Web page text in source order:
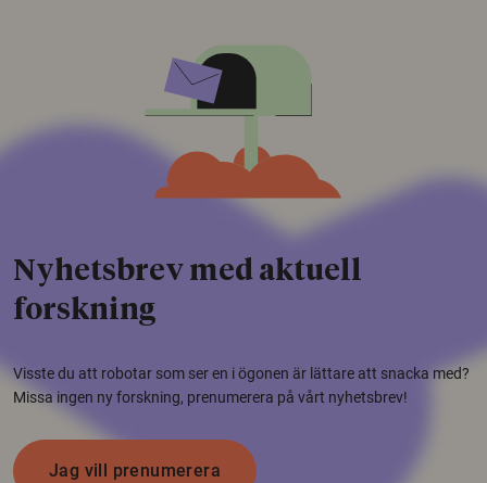
Nyhetsbrev med aktuell
forskning
Visste du att robotar som ser en i ögonen är lättare att snacka med?
Missa ingen ny forskning, prenumerera på vårt nyhetsbrev!
Jag vill prenumerera